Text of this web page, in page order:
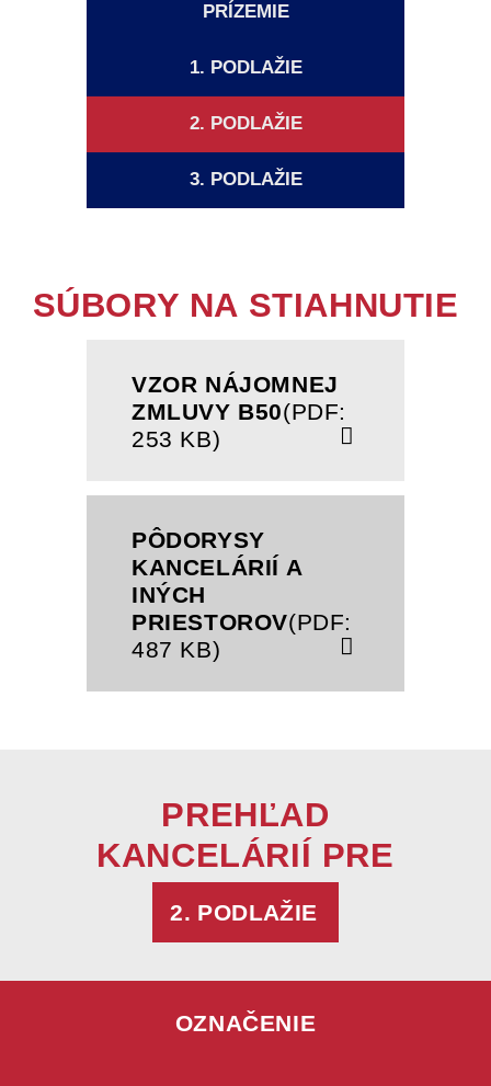
PRÍZEMIE
1. PODLAŽIE
2. PODLAŽIE
3. PODLAŽIE
SÚBORY NA STIAHNUTIE
VZOR NÁJOMNEJ
ZMLUVY B50(PDF:
253 KB)
PÔDORYSY
KANCELÁRIÍ A
INÝCH
PRIESTOROV(PDF:
487 KB)
PREHĽAD
KANCELÁRIÍ PRE
2. PODLAŽIE
OZNAČENIE